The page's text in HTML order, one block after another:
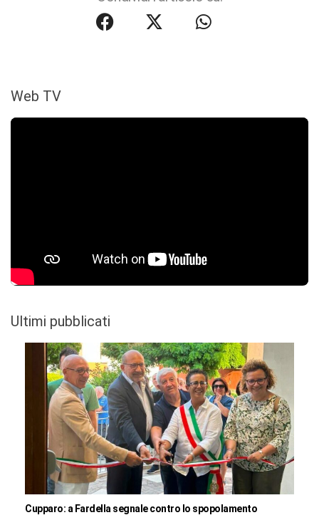
Web TV
Ultimi pubblicati
Cupparo: a Fardella segnale contro lo spopolamento